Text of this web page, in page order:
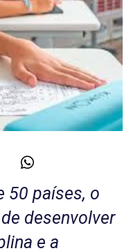
50 países, o
desenvolver
e a